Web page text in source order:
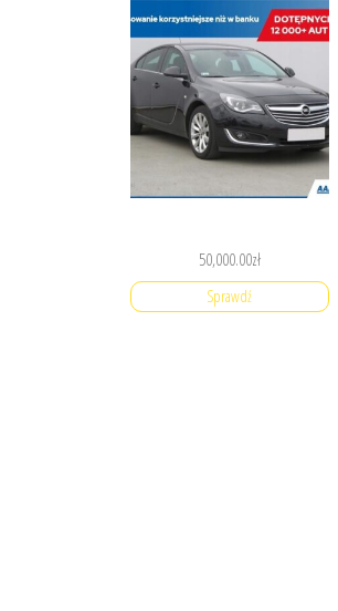
50,000.00zł
Sprawdź